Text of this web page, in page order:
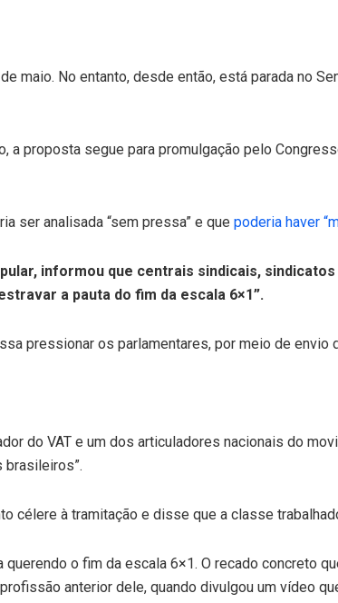
maio. No entanto, desde então, está parada no
proposta segue para promulgação pelo
ser analisada “sem pressa” e que poderia haver
informou que centrais sindicais,
a pauta do fim da escala 6×1”.
pressionar os parlamentares, por meio de envio
do VAT e um dos articuladores nacionais do
brasileiros”.
célere à tramitação e disse que a classe
o fim da escala 6×1. O recado concreto
anterior dele, quando divulgou um vídeo